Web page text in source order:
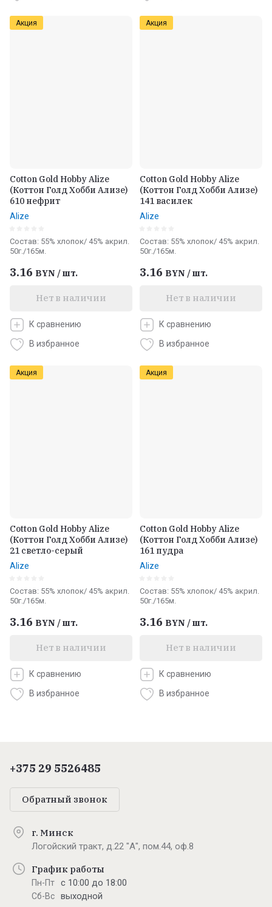
Акция
Cotton Gold Hobby Alize
(Коттон Голд Хобби Ализе)
610 нефрит
Alize
Состав: 55% хлопок/ 45% акрил.
50г./165м.
3.16 BYN /шт.
Нет в наличии
К сравнению
В избранное
Акция
Cotton Gold Hobby Alize
(Коттон Голд Хобби Ализе)
141 василек
Alize
Состав: 55% хлопок/ 45% акрил.
50г./165м.
3.16 BYN /шт.
Нет в наличии
К сравнению
В избранное
Акция
Cotton Gold Hobby Alize
(Коттон Голд Хобби Ализе)
21 светло-серый
Alize
Состав: 55% хлопок/ 45% акрил.
50г./165м.
3.16 BYN /шт.
Нет в наличии
К сравнению
В избранное
Акция
Cotton Gold Hobby Alize
(Коттон Голд Хобби Ализе)
161 пудра
Alize
Состав: 55% хлопок/ 45% акрил.
50г./165м.
3.16 BYN /шт.
Нет в наличии
К сравнению
В избранное
+375 29 5526485
Обратный звонок
г. Минск
Логойский тракт, д.22 "А", пом.44, оф.8
График работы
Пн-Пт с 10:00 до 18:00
Сб-Вс выходной